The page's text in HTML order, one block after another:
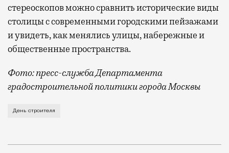
стереоскопов можно сравнить исторические виды
столицы с современными городскими пейзажами
и увидеть, как менялись улицы, набережные и
общественные пространства.
Фото: пресс-служба Департамента
градостроительной политики города Москвы
В этом году профессиональный праздник День
День строителя